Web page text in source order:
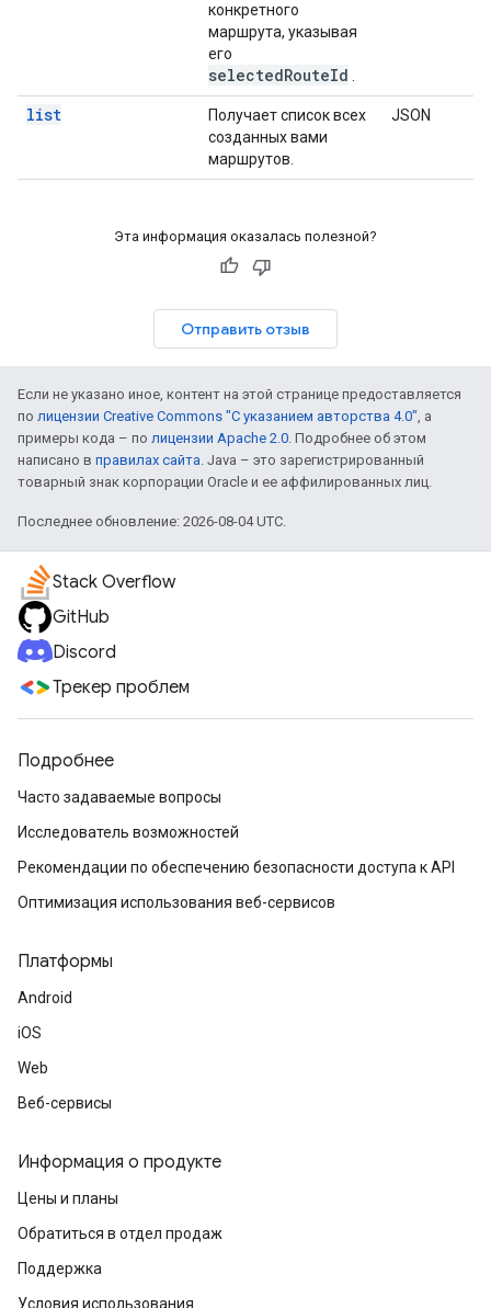
конкретного
маршрута, указывая
его
selectedRouteId
list
Получает список всех
созданных вами
маршрутов.
JSON
Эта информация оказалась полезной?
Отправить отзыв
Если не указано иное, контент на этой странице предоставляется
по лицензии Creative Commons "С указанием авторства 4.0", а
примеры кода – по лицензии Apache 2.0. Подробнее об этом
написано в правилах сайта. Java – это зарегистрированный
товарный знак корпорации Oracle и ее аффилированных лиц.
Последнее обновление: 2026-08-04 UTC.
Stack Overflow
GitHub
Discord
Трекер проблем
Подробнее
Часто задаваемые вопросы
Исследователь возможностей
Рекомендации по обеспечению безопасности доступа к API
Оптимизация использования веб-сервисов
Платформы
Android
iOS
Web
Веб-сервисы
Информация о продукте
Цены и планы
Обратиться в отдел продаж
Поддержка
Условия использования